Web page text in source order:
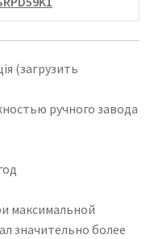
(загрузить
ручного завода
максимальной
значительно более